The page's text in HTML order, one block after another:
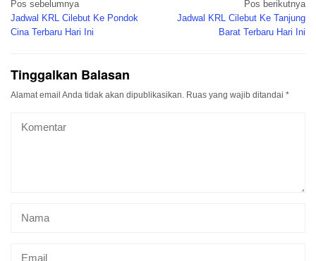
Navigasi
pos
Pos sebelumnya
Jadwal KRL Cilebut Ke Pondok
Cina Terbaru Hari Ini
Pos berikutnya
Jadwal KRL Cilebut Ke Tanjung
Barat Terbaru Hari Ini
Tinggalkan Balasan
Alamat email Anda tidak akan dipublikasikan. Ruas yang wajib ditandai *